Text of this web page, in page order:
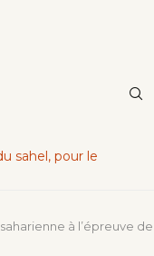
sahel, pour le
à l’épreuve de